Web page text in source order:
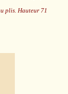
plis. Hauteur 71